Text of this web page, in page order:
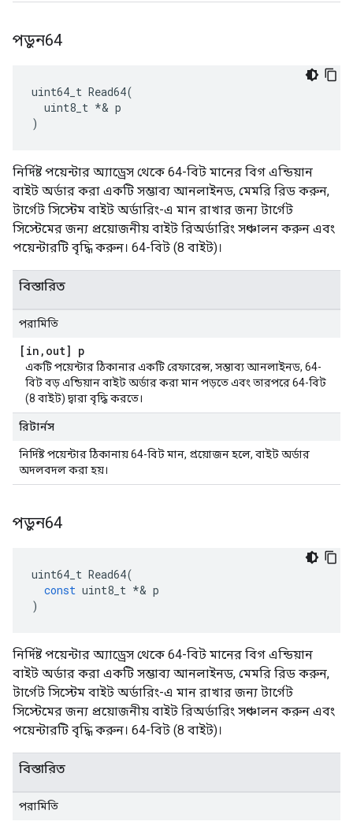
পড়ুন64
uint64_t Read64(
  uint8_t *& p
)
নির্দিষ্ট পয়েন্টার অ্যাড্রেস থেকে 64-বিট মানের বিগ এন্ডিয়ান
বাইট অর্ডার করা একটি সম্ভাব্য আনলাইনড, মেমরি রিড করুন,
টার্গেট সিস্টেম বাইট অর্ডারিং-এ মান রাখার জন্য টার্গেট
সিস্টেমের জন্য প্রয়োজনীয় বাইট রিঅর্ডারিং সঞ্চালন করুন এবং
পয়েন্টারটি বৃদ্ধি করুন। 64-বিট (8 বাইট)।
বিস্তারিত
পরামিতি
[in , out] p
একটি পয়েন্টার ঠিকানার একটি রেফারেন্স, সম্ভাব্য আনলাইনড, 64-
বিট বড় এন্ডিয়ান বাইট অর্ডার করা মান পড়তে এবং তারপরে 64-বিট
(8 বাইট) দ্বারা বৃদ্ধি করতে।
রিটার্নস
নির্দিষ্ট পয়েন্টার ঠিকানায় 64-বিট মান, প্রয়োজন হলে, বাইট অর্ডার
অদলবদল করা হয়।
পড়ুন64
uint64_t Read64(
const uint8_t *& p
)
নির্দিষ্ট পয়েন্টার অ্যাড্রেস থেকে 64-বিট মানের বিগ এন্ডিয়ান
বাইট অর্ডার করা একটি সম্ভাব্য আনলাইনড, মেমরি রিড করুন,
টার্গেট সিস্টেম বাইট অর্ডারিং-এ মান রাখার জন্য টার্গেট
সিস্টেমের জন্য প্রয়োজনীয় বাইট রিঅর্ডারিং সঞ্চালন করুন এবং
পয়েন্টারটি বৃদ্ধি করুন। 64-বিট (8 বাইট)।
বিস্তারিত
পরামিতি